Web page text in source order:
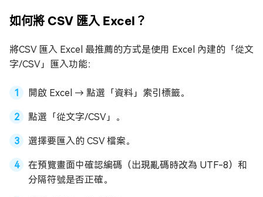
如何將 CSV 匯入 Excel？
將CSV 匯入 Excel 最推薦的方式是使用 Excel 內建的「從文
字/CSV」匯入功能：
開啟 Excel → 點選「資料」索引標籤。
點選「從文字/CSV」。
選擇要匯入的 CSV 檔案。
在預覽畫面中確認編碼（出現亂碼時改為 UTF-8）和
分隔符號是否正確。